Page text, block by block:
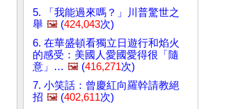
5. 「我能過來嗎？」川普驚世之
舉 🖼️ (424,043次)
6. 在華盛頓看獨立日遊行和焰火
的感受：美國人愛國愛得很「隨
意」… 🖼️ (416,271次)
7. 小笑話：曾慶紅向羅幹請教絕
招 🖼️ (402,611次)